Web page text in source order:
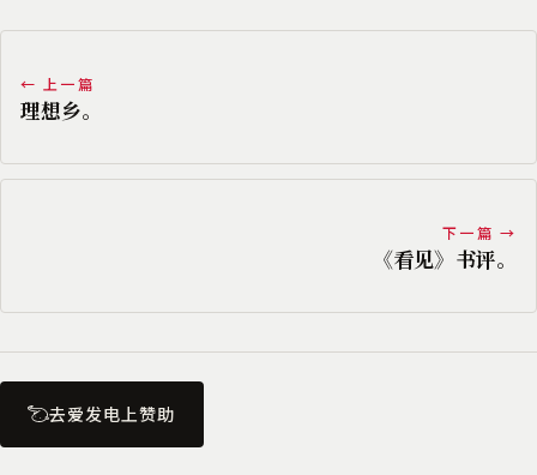
← 上一篇
理想乡。
下一篇 →
《看见》书评。
去爱发电上赞助